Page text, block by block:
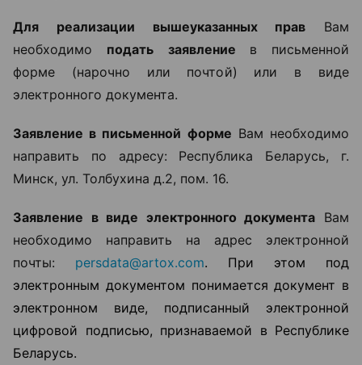
Для реализации вышеуказанных прав Вам
необходимо подать заявление в письменной
форме (нарочно или почтой) или в виде
электронного документа.
Заявление в письменной форме Вам необходимо
направить по адресу: Республика Беларусь, г.
Минск, ул. Толбухина д.2, пом. 16.
Заявление в виде электронного документа Вам
необходимо направить на адрес электронной
почты: persdata@artox.com. При этом под
электронным документом понимается документ в
электронном виде, подписанный электронной
цифровой подписью, признаваемой в Республике
Беларусь.